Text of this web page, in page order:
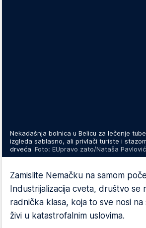
Nekadašnja bolnica u Belicu za lečenje
izgleda sablasno, ali privlači turiste i
drveća Foto: EUpravo zato/Nataša Pavlović
Zamislite Nemačku na samom
Industrijalizacija cveta, društvo se
radnička klasa, koja to sve nosi na
živi u katastrofalnim uslovima.